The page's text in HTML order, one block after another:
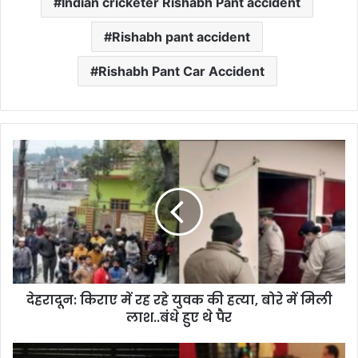
Rishabh pant accident
Rishabh Pant Car Accident
दे
ह
रा
दू
न
:
कि
रा
ए
र
देहरादून: किराए में रह रहे युवक की हत्या, बोरे में मिली
लाश..बंधे हुए थे पैर
उ